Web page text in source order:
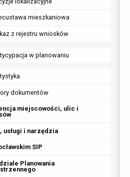
mieszkaniowa
z rejestru wniosków
w planowaniu
dokumentów
miejscowości, ulic i
usługi i narzędzia
SIP
Planowania